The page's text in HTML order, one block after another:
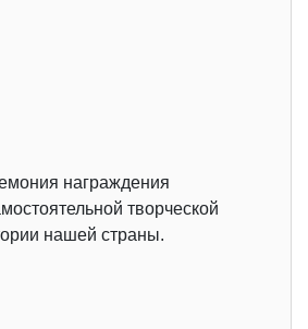
награждения
творческой
нашей страны.